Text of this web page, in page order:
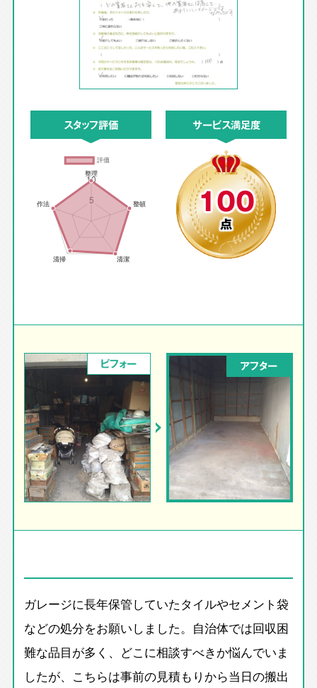
スタッフ評価 サービス満足度
100
点
ビフォー アフター
ガレージに長年保管していたタイルやセメント袋
などの処分をお願いしました。自治体では回収困
難な品目が多く、どこに相談すべきか悩んでいま
したが、こちらは事前の見積もりから当日の搬出